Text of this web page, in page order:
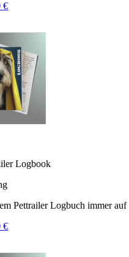
€
Logbook
Pettrailer Logbuch immer auf
€